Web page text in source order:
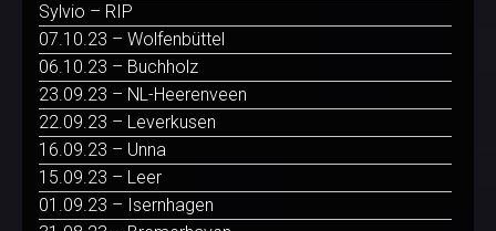
Sylvio – RIP
07.10.23 – Wolfenbüttel
06.10.23 – Buchholz
23.09.23 – NL-Heerenveen
22.09.23 – Leverkusen
16.09.23 – Unna
15.09.23 – Leer
01.09.23 – Isernhagen